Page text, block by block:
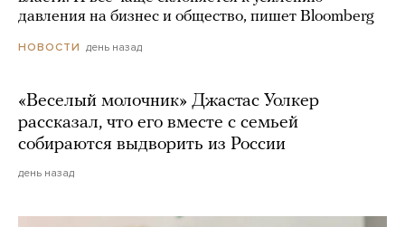
давления на бизнес и общество, пишет Bloomberg
НОВОСТИ день назад
«Веселый молочник» Джастас Уолкер
рассказал, что его вместе с семьей
собираются выдворить из России
день назад